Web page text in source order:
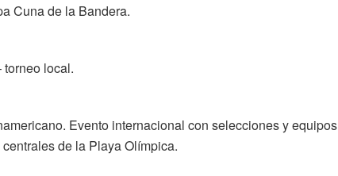
Cuna de la Bandera.
torneo local.
Evento internacional con selecciones y equipos
de la Playa Olímpica.